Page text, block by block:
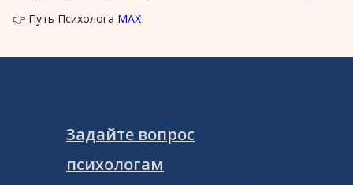
👉 Путь Психолога MAX
Задайте вопрос
психологам